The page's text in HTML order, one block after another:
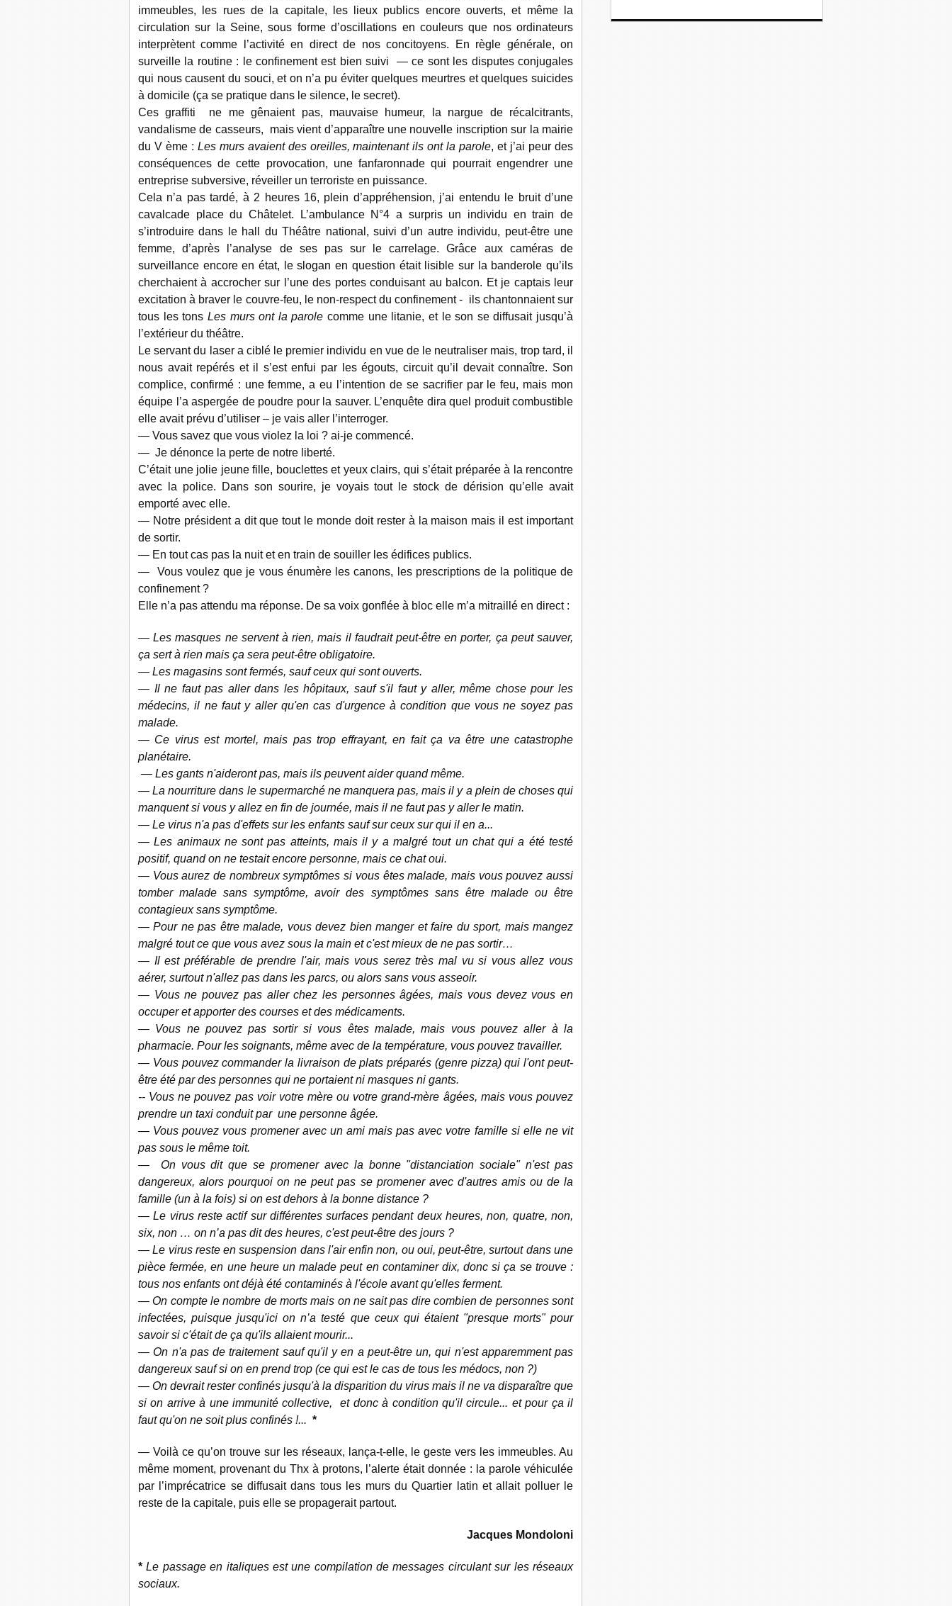
immeubles, les rues de la capitale, les lieux publics encore ouverts, et même la
circulation sur la Seine, sous forme d’oscillations en couleurs que nos ordinateurs
interprètent comme l’activité en direct de nos concitoyens. En règle générale, on
surveille la routine : le confinement est bien suivi — ce sont les disputes conjugales
qui nous causent du souci, et on n’a pu éviter quelques meurtres et quelques suicides
à domicile (ça se pratique dans le silence, le secret).
Ces graffiti ne me gênaient pas, mauvaise humeur, la nargue de récalcitrants,
vandalisme de casseurs, mais vient d’apparaître une nouvelle inscription sur la mairie
du V ème : Les murs avaient des oreilles, maintenant ils ont la parole, et j’ai peur des
conséquences de cette provocation, une fanfaronnade qui pourrait engendrer une
entreprise subversive, réveiller un terroriste en puissance.
Cela n’a pas tardé, à 2 heures 16, plein d’appréhension, j’ai entendu le bruit d’une
cavalcade place du Châtelet. L’ambulance N°4 a surpris un individu en train de
s’introduire dans le hall du Théâtre national, suivi d’un autre individu, peut-être une
femme, d’après l’analyse de ses pas sur le carrelage. Grâce aux caméras de
surveillance encore en état, le slogan en question était lisible sur la banderole qu’ils
cherchaient à accrocher sur l’une des portes conduisant au balcon. Et je captais leur
excitation à braver le couvre-feu, le non-respect du confinement - ils chantonnaient sur
tous les tons Les murs ont la parole comme une litanie, et le son se diffusait jusqu’à
l’extérieur du théâtre.
Le servant du laser a ciblé le premier individu en vue de le neutraliser mais, trop tard, il
nous avait repérés et il s’est enfui par les égouts, circuit qu’il devait connaître. Son
complice, confirmé : une femme, a eu l’intention de se sacrifier par le feu, mais mon
équipe l’a aspergée de poudre pour la sauver. L’enquête dira quel produit combustible
elle avait prévu d’utiliser – je vais aller l’interroger.
— Vous savez que vous violez la loi ? ai-je commencé.
— Je dénonce la perte de notre liberté.
C’était une jolie jeune fille, bouclettes et yeux clairs, qui s’était préparée à la rencontre
avec la police. Dans son sourire, je voyais tout le stock de dérision qu’elle avait
emporté avec elle.
— Notre président a dit que tout le monde doit rester à la maison mais il est important
de sortir.
— En tout cas pas la nuit et en train de souiller les édifices publics.
— Vous voulez que je vous énumère les canons, les prescriptions de la politique de
confinement ?
Elle n’a pas attendu ma réponse. De sa voix gonflée à bloc elle m’a mitraillé en direct :
— Les masques ne servent à rien, mais il faudrait peut-être en porter, ça peut sauver,
ça sert à rien mais ça sera peut-être obligatoire.
— Les magasins sont fermés, sauf ceux qui sont ouverts.
— Il ne faut pas aller dans les hôpitaux, sauf s'il faut y aller, même chose pour les
médecins, il ne faut y aller qu'en cas d'urgence à condition que vous ne soyez pas
malade.
— Ce virus est mortel, mais pas trop effrayant, en fait ça va être une catastrophe
planétaire.
— Les gants n'aideront pas, mais ils peuvent aider quand même.
— La nourriture dans le supermarché ne manquera pas, mais il y a plein de choses qui
manquent si vous y allez en fin de journée, mais il ne faut pas y aller le matin.
— Le virus n'a pas d'effets sur les enfants sauf sur ceux sur qui il en a...
— Les animaux ne sont pas atteints, mais il y a malgré tout un chat qui a été testé
positif, quand on ne testait encore personne, mais ce chat oui.
— Vous aurez de nombreux symptômes si vous êtes malade, mais vous pouvez aussi
tomber malade sans symptôme, avoir des symptômes sans être malade ou être
contagieux sans symptôme.
— Pour ne pas être malade, vous devez bien manger et faire du sport, mais mangez
malgré tout ce que vous avez sous la main et c'est mieux de ne pas sortir…
— Il est préférable de prendre l'air, mais vous serez très mal vu si vous allez vous
aérer, surtout n'allez pas dans les parcs, ou alors sans vous asseoir.
— Vous ne pouvez pas aller chez les personnes âgées, mais vous devez vous en
occuper et apporter des courses et des médicaments.
— Vous ne pouvez pas sortir si vous êtes malade, mais vous pouvez aller à la
pharmacie. Pour les soignants, même avec de la température, vous pouvez travailler.
— Vous pouvez commander la livraison de plats préparés (genre pizza) qui l'ont peut-
être été par des personnes qui ne portaient ni masques ni gants.
-- Vous ne pouvez pas voir votre mère ou votre grand-mère âgées, mais vous pouvez
prendre un taxi conduit par une personne âgée.
— Vous pouvez vous promener avec un ami mais pas avec votre famille si elle ne vit
pas sous le même toit.
— On vous dit que se promener avec la bonne "distanciation sociale" n'est pas
dangereux, alors pourquoi on ne peut pas se promener avec d'autres amis ou de la
famille (un à la fois) si on est dehors à la bonne distance ?
— Le virus reste actif sur différentes surfaces pendant deux heures, non, quatre, non,
six, non … on n’a pas dit des heures, c'est peut-être des jours ?
— Le virus reste en suspension dans l'air enfin non, ou oui, peut-être, surtout dans une
pièce fermée, en une heure un malade peut en contaminer dix, donc si ça se trouve :
tous nos enfants ont déjà été contaminés à l'école avant qu'elles ferment.
— On compte le nombre de morts mais on ne sait pas dire combien de personnes sont
infectées, puisque jusqu'ici on n’a testé que ceux qui étaient "presque morts" pour
savoir si c'était de ça qu'ils allaient mourir...
— On n'a pas de traitement sauf qu'il y en a peut-être un, qui n'est apparemment pas
dangereux sauf si on en prend trop (ce qui est le cas de tous les médocs, non ?)
— On devrait rester confinés jusqu'à la disparition du virus mais il ne va disparaître que
si on arrive à une immunité collective, et donc à condition qu'il circule... et pour ça il
faut qu'on ne soit plus confinés !... *
— Voilà ce qu’on trouve sur les réseaux, lança-t-elle, le geste vers les immeubles. Au
même moment, provenant du Thx à protons, l’alerte était donnée : la parole véhiculée
par l’imprécatrice se diffusait dans tous les murs du Quartier latin et allait polluer le
reste de la capitale, puis elle se propagerait partout.
Jacques Mondoloni
*Le passage en italiques est une compilation de messages circulant sur les réseaux
sociaux.